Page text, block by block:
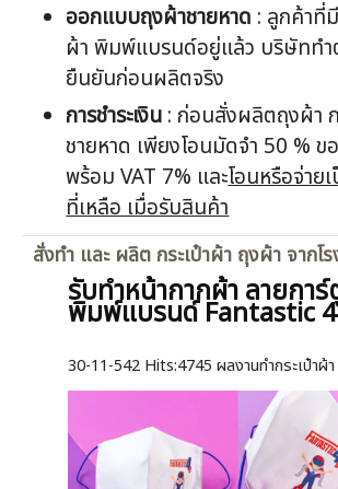
ออกแบบถุงผ้าชายหาด : ลูกค้าที่
ผ้า พิมพ์แบรนด์อยู่แล้ว บริษัททำ
ยืนยันก่อนผลิตจริง
การชำระเงิน : ก่อนสั่งผลิตถุงผ้า
ชายหาด เพียงโอนมัดจำ 50 % ขอ
พร้อม VAT 7% และโอนหรือจ่าย
ที่เหลือ เมื่อรับสินค้า
สั่งทำ และ ผลิต กระเป๋าผ้า ถุงผ้า จากโ
รับทำหน้ากากผ้า ลายกา
พิมพ์แบรนด์ Fantastic
30-11-542 Hits:4745 ผลงานทำกระเป๋าผ้า